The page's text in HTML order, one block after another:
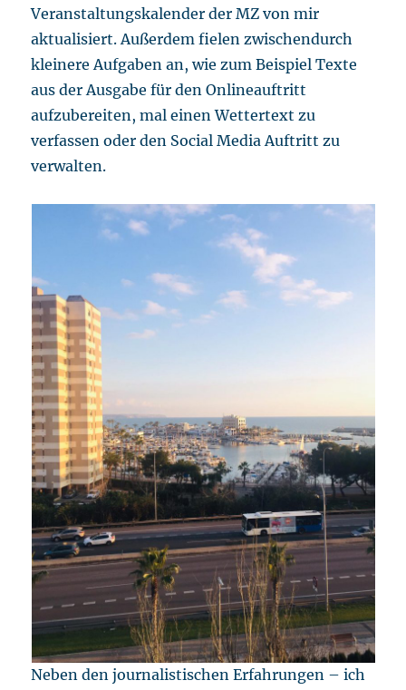
Veranstaltungskalender der MZ von mir
aktualisiert. Außerdem fielen zwischendurch
kleinere Aufgaben an, wie zum Beispiel Texte
aus der Ausgabe für den Onlineauftritt
aufzubereiten, mal einen Wettertext zu
verfassen oder den Social Media Auftritt zu
verwalten.
Neben den journalistischen Erfahrungen – ich